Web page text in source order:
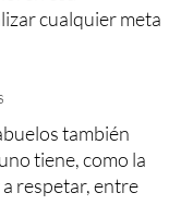
cualquier meta
también
tiene, como la
respetar, entre